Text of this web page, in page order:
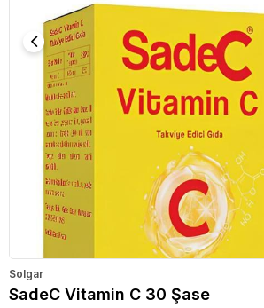
Solgar
SadeC Vitamin C 30 Şase